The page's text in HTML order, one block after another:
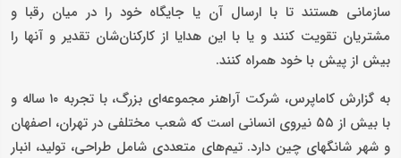
سازمانی هستند تا با ارسال آن یا جایگاه خود را در میان رقبا و
مشتریان تقویت کنند و یا با این هدایا از کارکنان‌شان تقدیر و آنها را
بیش از پیش با خود همراه کنند.
به گزارش کاماپرس، شرکت آراهنر مجموعه‌ای بزرگ، با تجربه ۱۰ ساله و
با بیش از ۵۵ نیروی انسانی است که شعب مختلفی در تهران، اصفهان
و شهر شانگهای چین دارد. تیم‌های متعددی شامل طراحی، تولید، انبار